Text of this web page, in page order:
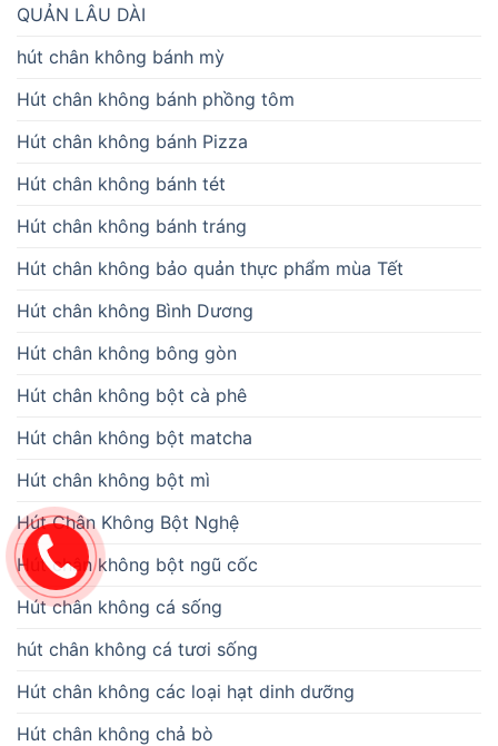
QUẢN LÂU DÀI
hút chân không bánh mỳ
Hút chân không bánh phồng tôm
Hút chân không bánh Pizza
Hút chân không bánh tét
Hút chân không bánh tráng
Hút chân không bảo quản thực phẩm mùa Tết
Hút chân không Bình Dương
Hút chân không bông gòn
Hút chân không bột cà phê
Hút chân không bột matcha
Hút chân không bột mì
Hút Chân Không Bột Nghệ
Hút chân không bột ngũ cốc
Hút chân không cá sống
hút chân không cá tươi sống
Hút chân không các loại hạt dinh dưỡng
Hút chân không chả bò